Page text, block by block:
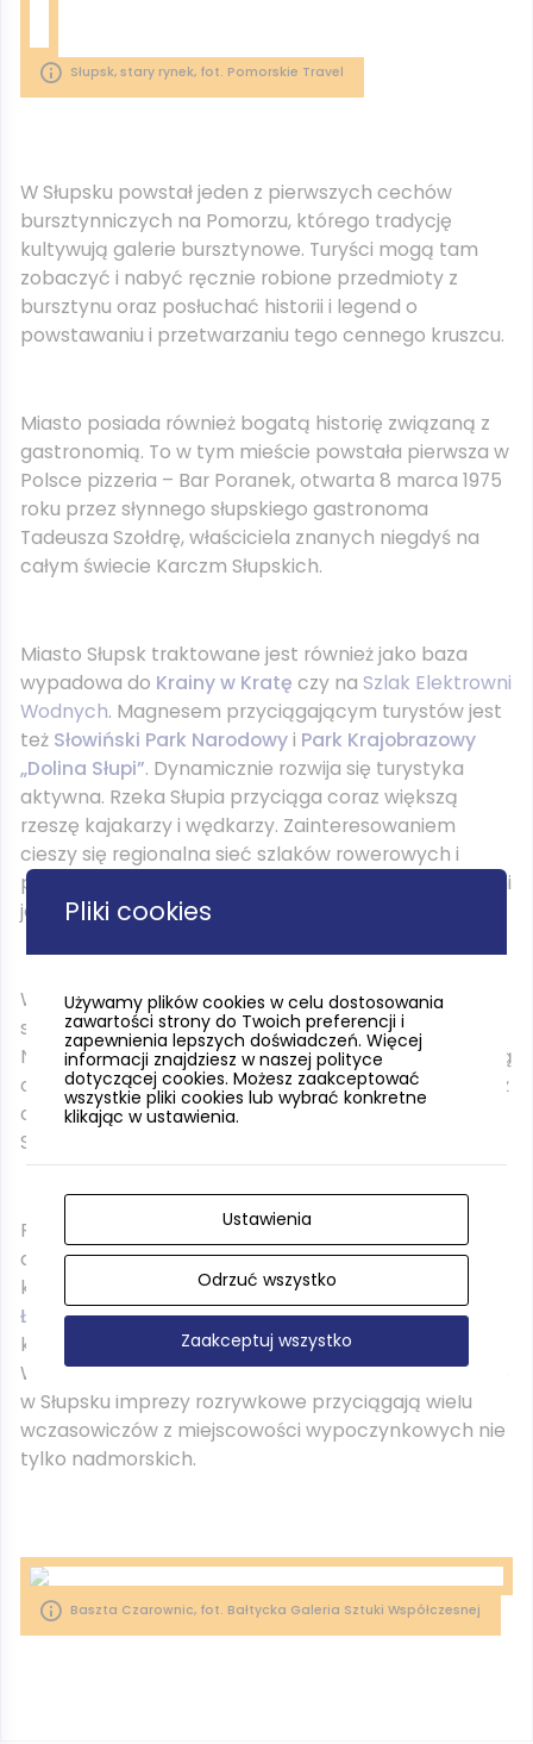
Słupsk, stary rynek, fot. Pomorskie Travel
W Słupsku powstał jeden z pierwszych cechów
bursztynniczych na Pomorzu, którego tradycję
kultywują galerie bursztynowe. Turyści mogą tam
zobaczyć i nabyć ręcznie robione przedmioty z
bursztynu oraz posłuchać historii i legend o
powstawaniu i przetwarzaniu tego cennego kruszcu.
Miasto posiada również bogatą historię związaną z
gastronomią. To w tym mieście powstała pierwsza w
Polsce pizzeria – Bar Poranek, otwarta 8 marca 1975
roku przez słynnego słupskiego gastronoma
Tadeusza Szołdrę, właściciela znanych niegdyś na
całym świecie Karczm Słupskich.
Miasto Słupsk traktowane jest również jako baza
wypadowa do Krainy w Kratę czy na Szlak Elektrowni
Wodnych. Magnesem przyciągającym turystów jest
też Słowiński Park Narodowyi Park Krajobrazowy
„Dolina Słupi”. Dynamicznie rozwija się turystyka
aktywna. Rzeka Słupia przyciąga coraz większą
rzeszę kajakarzy i wędkarzy. Zainteresowaniem
cieszy się regionalna sieć szlaków rowerowych i
pieszych, na których organizowane są między innymi
jazdy konne.
W sezonie letnim oferta kurortów nadmorskich
skutecznie uzupełnia ofertę turystyczną Słupska.
Niewątpliwie dużym atutem miasta w tym okresie, są
organizowane licznie festiwale i koncerty, jak również
cykl tematycznych bezpłatnych spacerów po
Słupsku z przewodnikami.
Rozwinięta sieć komunikacyjna ułatwia turystom
dotarcie do miejsc letniego wypoczynku. W lecie
kurorty takie jak: Ustka, Rowy, Darłowo, Jarosławiec,
Łeba organizują szereg imprez promocyjnych, w
których udział biorą turyści i mieszkańcy Słupska.
Wymiana ta działa też w drugą stronę, organizowane
w Słupsku imprezy rozrywkowe przyciągają wielu
wczasowiczów z miejscowości wypoczynkowych nie
tylko nadmorskich.
Baszta Czarownic, fot. Bałtycka Galeria Sztuki Współczesnej
Pliki cookies
Używamy plików cookies w celu dostosowania
zawartości strony do Twoich preferencji i
zapewnienia lepszych doświadczeń. Więcej
informacji znajdziesz w naszej polityce
dotyczącej cookies. Możesz zaakceptować
wszystkie pliki cookies lub wybrać konkretne
klikając w ustawienia.
Ustawienia
Odrzuć wszystko
Zaakceptuj wszystko